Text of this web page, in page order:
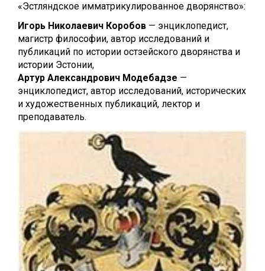
«Эстляндское имматрикулированное дворянство»:
Игорь Николаевич Коробов — энциклопедист,
магистр философии, автор исследований и
публикаций по истории остзейского дворянства и
истории Эстонии,
Артур Александрович Модебадзе —
энциклопедист, автор исследований, исторических
и художественных публикаций, лектор и
преподаватель.